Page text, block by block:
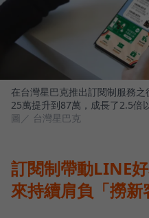
在台灣星巴克推出訂閱制服務
25萬提升到87萬，成長了2.5倍
圖／ 台灣星巴克
訂閱制帶動LINE
來持續肩負「撈新